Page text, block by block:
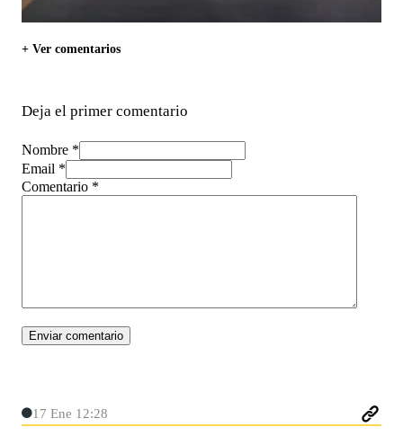
+ Ver comentarios
Deja el primer comentario
Nombre *
Email *
Comentario *
17 Ene 12:28